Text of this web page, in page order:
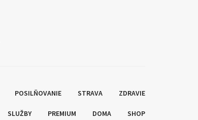
POSILŇOVANIE STRAVA ZDRAVIE
SLUŽBY PREMIUM DOMA SHOP